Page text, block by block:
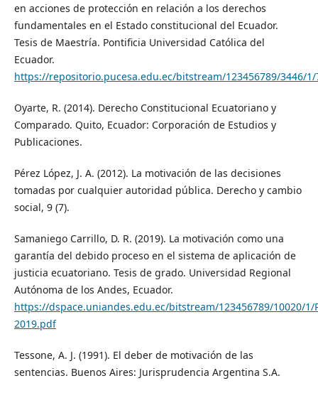
en acciones de protección en relación a los derechos
fundamentales en el Estado constitucional del Ecuador.
Tesis de Maestría. Pontificia Universidad Católica del
Ecuador.
https://repositorio.pucesa.edu.ec/bitstream/123456789/3446/
Oyarte, R. (2014). Derecho Constitucional Ecuatoriano y
Comparado. Quito, Ecuador: Corporación de Estudios y
Publicaciones.
Pérez López, J. A. (2012). La motivación de las decisiones
tomadas por cualquier autoridad pública. Derecho y cambio
social, 9 (7).
Samaniego Carrillo, D. R. (2019). La motivación como una
garantía del debido proceso en el sistema de aplicación de
justicia ecuatoriano. Tesis de grado. Universidad Regional
Autónoma de los Andes, Ecuador.
https://dspace.uniandes.edu.ec/bitstream/123456789/10020/1/
2019.pdf
Tessone, A. J. (1991). El deber de motivación de las
sentencias. Buenos Aires: Jurisprudencia Argentina S.A.